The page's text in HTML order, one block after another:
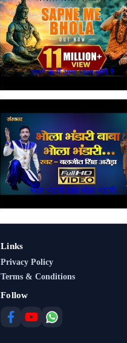
सपने के मैँ आया भोला होगी रै
भोला भंडारी बाबा भोला भंडारी
Links
Privacy Policy
Terms & Conditions
Follow